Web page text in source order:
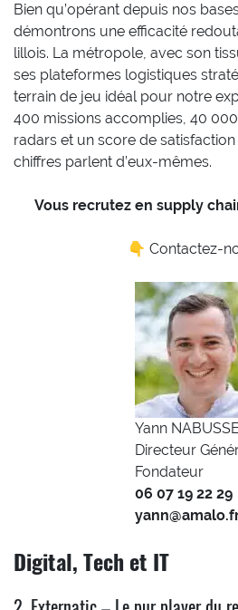
Bien qu’opérant depuis nos
démontrons une efficacité
lillois. La métropole, avec son
ses plateformes logistiques
terrain de jeu idéal pour notre
400 missions accomplies, 40
radars et un score de
chiffres parlent d’eux-mêmes.
Vous recrutez en supply
👇 Contactez-
Yann
Directeur
Fondateur
06 07 19 22 29
Digital, Tech et IT